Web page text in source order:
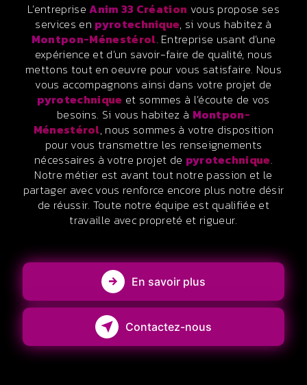
L’entrepriseAnim 33 Création vous propose ses
services en pyrotechnique, si vous habitez à
Montpon-Ménestérol. Entreprise usant d’une
expérience et d’un savoir-faire de qualité, nous
mettons tout en oeuvre pour vous satisfaire. Nous
vous accompagnons ainsi dans votre projet de
pyrotechnique et sommes à l’écoute de vos
besoins. Si vous habitez à Montpon-
Ménestérol, nous sommes à votre disposition
pour vous transmettre les renseignements
nécessaires à votre projet de pyrotechnique.
Notre métier est avant tout notre passion et le
partager avec vous renforce encore plus notre désir
de réussir. Toute notre équipe est qualifiée et
travaille avec propreté et rigueur.
En savoir plus
Contactez-nous